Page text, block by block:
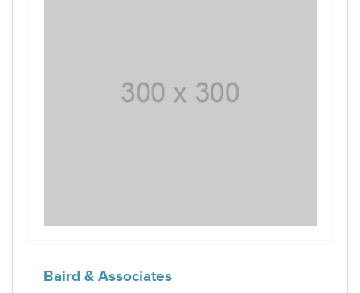
Baird & Associates